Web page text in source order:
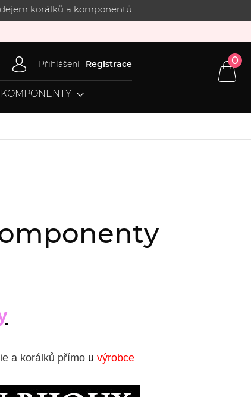
korálků a komponentů.
Přihlášení Registrace 0
a korálků přímo u výrobce